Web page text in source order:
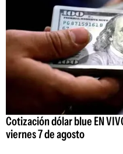
Cotización dólar blue EN
viernes 7 de agosto